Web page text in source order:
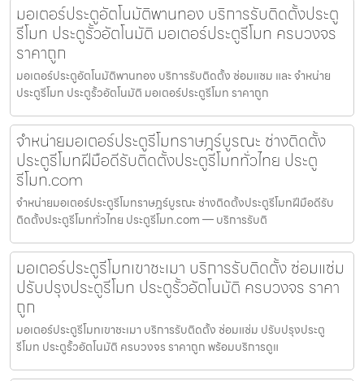
มอเตอร์ประตูอัตโนมัติพานทอง บริการรับติดตั้งประตู
รีโมท ประตูรั้วอัตโนมัติ มอเตอร์ประตูรีโมท ครบวงจร
ราคาถูก
มอเตอร์ประตูอัตโนมัติพานทอง บริการรับติดตั้ง ซ่อมแซม และ จำหน่าย
ประตูรีโมท ประตูรั้วอัตโนมัติ มอเตอร์ประตูรีโมท ราคาถูก
จำหน่ายมอเตอร์ประตูรีโมทราษฎร์บูรณะ ช่างติดตั้ง
ประตูรีโมทฝีมือดีรับติดตั้งประตูรีโมททั่วไทย ประตู
รีโมท.com
จำหน่ายมอเตอร์ประตูรีโมทราษฎร์บูรณะ ช่างติดตั้งประตูรีโมทฝีมือดีรับ
ติดตั้งประตูรีโมททั่วไทย ประตูรีโมท.com — บริการรับติ
มอเตอร์ประตูรีโมทเขาชะเมา บริการรับติดตั้ง ซ่อมแซ่ม
ปรับปรุงประตูรีโมท ประตูรั้วอัตโนมัติ ครบวงจร ราคา
ถูก
มอเตอร์ประตูรีโมทเขาชะเมา บริการรับติดตั้ง ซ่อมแซ่ม ปรับปรุงประตู
รีโมท ประตูรั้วอัตโนมัติ ครบวงจร ราคาถูก พร้อมบริการดูแ